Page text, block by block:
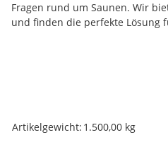
Fragen rund um Saunen. Wir
und finden die perfekte Lösung
Produkteigenschaft
Wert
Artikelgewicht: 1.500,00 kg